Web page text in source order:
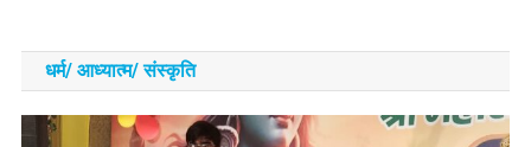
धर्म/ आध्‍यात्‍म/ संस्‍कृति